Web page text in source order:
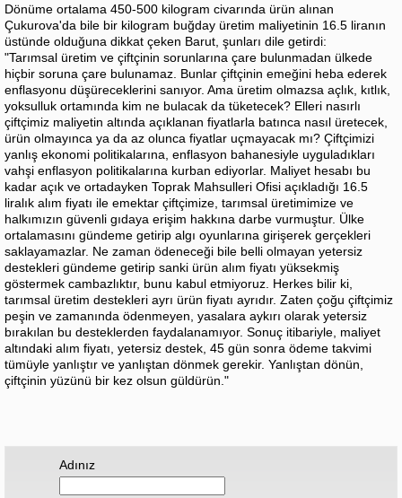
Dönüme ortalama 450-500 kilogram civarında ürün alınan
Çukurova'da bile bir kilogram buğday üretim maliyetinin 16.5 liranın
üstünde olduğuna dikkat çeken Barut, şunları dile getirdi:
"Tarımsal üretim ve çiftçinin sorunlarına çare bulunmadan ülkede
hiçbir soruna çare bulunamaz. Bunlar çiftçinin emeğini heba ederek
enflasyonu düşüreceklerini sanıyor. Ama üretim olmazsa açlık, kıtlık,
yoksulluk ortamında kim ne bulacak da tüketecek? Elleri nasırlı
çiftçimiz maliyetin altında açıklanan fiyatlarla batınca nasıl üretecek,
ürün olmayınca ya da az olunca fiyatlar uçmayacak mı? Çiftçimizi
yanlış ekonomi politikalarına, enflasyon bahanesiyle uyguladıkları
vahşi enflasyon politikalarına kurban ediyorlar. Maliyet hesabı bu
kadar açık ve ortadayken Toprak Mahsulleri Ofisi açıkladığı 16.5
liralık alım fiyatı ile emektar çiftçimize, tarımsal üretimimize ve
halkımızın güvenli gıdaya erişim hakkına darbe vurmuştur. Ülke
ortalamasını gündeme getirip algı oyunlarına girişerek gerçekleri
saklayamazlar. Ne zaman ödeneceği bile belli olmayan yetersiz
destekleri gündeme getirip sanki ürün alım fiyatı yüksekmiş
göstermek cambazlıktır, bunu kabul etmiyoruz. Herkes bilir ki,
tarımsal üretim destekleri ayrı ürün fiyatı ayrıdır. Zaten çoğu çiftçimiz
peşin ve zamanında ödenmeyen, yasalara aykırı olarak yetersiz
bırakılan bu desteklerden faydalanamıyor. Sonuç itibariyle, maliyet
altındaki alım fiyatı, yetersiz destek, 45 gün sonra ödeme takvimi
tümüyle yanlıştır ve yanlıştan dönmek gerekir. Yanlıştan dönün,
çiftçinin yüzünü bir kez olsun güldürün."
Adınız